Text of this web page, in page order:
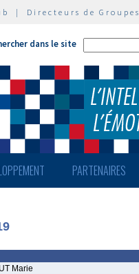
| Directeurs de Groupes
dans le site
PARTENAIRES
Marie